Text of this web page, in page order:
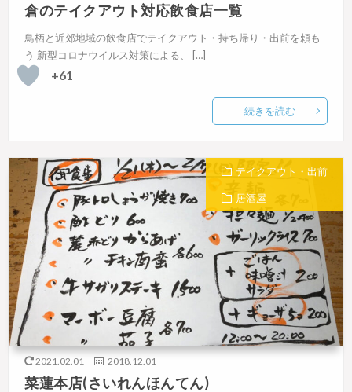
倉のテイクアウト対応飲食店一覧
鳥栖と近郊地域の飲食店でテイクアウト・持ち帰り・出前を頼も
う 新型コロナウイルス対策による、 […]
+61
続きを読む
テイクアウト・出前
居酒屋
2021.02.01 2018.12.01
菜蓮本店(さいれんほんてん)